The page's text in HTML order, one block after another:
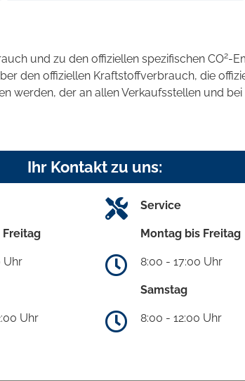
und zu den offiziellen spezifischen CO2-
den offiziellen Kraftstoffverbrauch, die
werden, der an allen Verkaufsstellen und
Ihr Kontakt zu uns:
Freitag
Uhr
Uhr
Service
Montag bis Freitag
8:00 - 17:00 Uhr
Samstag
8:00 - 12:00 Uhr